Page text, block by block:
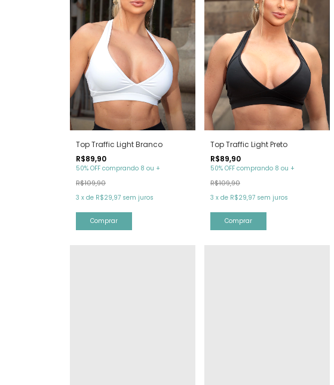
Top Traffic Light Branco
R$89,90
50% OFF comprando 8 ou +
R$109,90
3 x de R$29,97 sem juros
Comprar
Top Traffic Light Preto
R$89,90
50% OFF comprando 8 ou +
R$109,90
3 x de R$29,97 sem juros
Comprar